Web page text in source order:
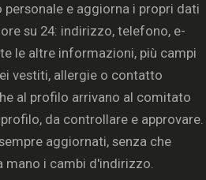
personale e aggiorna i propri dati
su 24: indirizzo, telefono, e-
le altre informazioni, più campi
vestiti, allergie o contatto
al profilo arrivano al comitato
da controllare e approvare.
aggiornati, senza che
mano i cambi d'indirizzo.